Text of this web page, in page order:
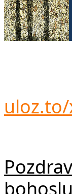
uloz.to/